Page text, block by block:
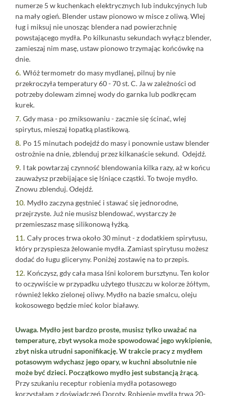
numerze 5 w kuchenkach elektrycznych lub indukcyjnych lub
na mały ogień. Blender ustaw pionowo w misce z oliwą. Wlej
ług i miksuj nie unosząc blendera nad powierzchnię
powstającego mydła. Po kilkunastu sekundach wyłącz blender,
zamieszaj nim masę, ustaw pionowo trzymając końcówkę na
dnie.
Włóż termometr do masy mydlanej, pilnuj by nie
przekroczyła temperatury 60 - 70 st. C. Ja w zależności od
potrzeby dolewam zimnej wody do garnka lub podkręcam
kurek.
Gdy masa - po zmiksowaniu - zacznie się ścinać, wlej
spirytus, mieszaj łopatką plastikową.
Po 15 minutach podejdź do masy i ponownie ustaw blender
ostrożnie na dnie, zblenduj przez kilkanaście sekund. Odejdź.
I tak powtarzaj czynność blendowania kilka razy, aż w końcu
zauważysz przebijające się lśniące cząstki. To twoje mydło.
Znowu zblenduj. Odejdź.
Mydło zaczyna gęstnieć i stawać się jednorodne,
przejrzyste. Już nie musisz blendować, wystarczy że
przemieszasz masę silikonową łyżką.
Cały proces trwa około 30 minut - z dodatkiem spirytusu,
który przyspiesza żelowanie mydła. Zamiast spirytusu możesz
dodać do ługu gliceryny. Poniżej zostawię na to przepis.
Kończysz, gdy cała masa lśni kolorem bursztynu. Ten kolor
to oczywiście w przypadku użytego tłuszczu w kolorze żółtym,
również lekko zielonej oliwy. Mydło na bazie smalcu, oleju
kokosowego będzie mieć kolor białawy.
Uwaga. Mydło jest bardzo proste, musisz tylko uważać na
temperaturę, zbyt wysoka może spowodować jego wykipienie,
zbyt niska utrudni saponifikację. W trakcie pracy z mydłem
potasowym wdychasz jego opary, w kuchni absolutnie nie
może być dzieci. Początkowo mydło jest substancją żrącą.
Przy szukaniu receptur robienia mydła potasowego
korzystałam z doświadczeń Doroty. Robienie mydła trwa 20-